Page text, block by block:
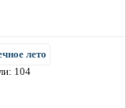
лето
104